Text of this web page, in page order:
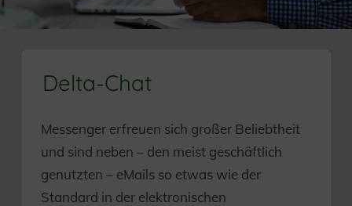
Delta-Chat
Messenger erfreuen sich großer Beliebtheit
und sind neben – den meist geschäftlich
genutzten – eMails so etwas wie der
Standard in der elektronischen